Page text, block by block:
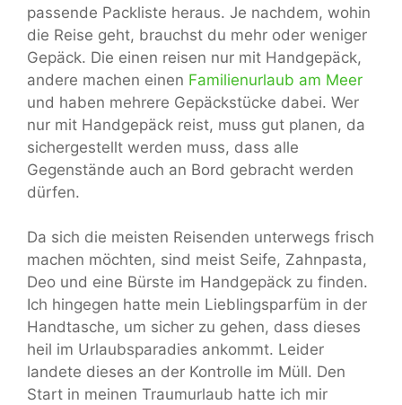
passende Packliste heraus. Je nachdem, wohin
die Reise geht, brauchst du mehr oder weniger
Gepäck. Die einen reisen nur mit Handgepäck,
andere machen einen Familienurlaub am Meer
und haben mehrere Gepäckstücke dabei. Wer
nur mit Handgepäck reist, muss gut planen, da
sichergestellt werden muss, dass alle
Gegenstände auch an Bord gebracht werden
dürfen.
Da sich die meisten Reisenden unterwegs frisch
machen möchten, sind meist Seife, Zahnpasta,
Deo und eine Bürste im Handgepäck zu finden.
Ich hingegen hatte mein Lieblingsparfüm in der
Handtasche, um sicher zu gehen, dass dieses
heil im Urlaubsparadies ankommt. Leider
landete dieses an der Kontrolle im Müll. Den
Start in meinen Traumurlaub hatte ich mir